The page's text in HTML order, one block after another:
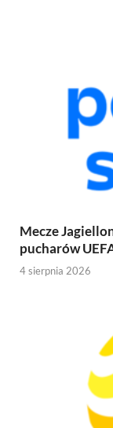
Mecze
pucharów
4 sierpnia 2026